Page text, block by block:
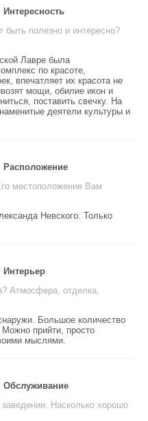
Интересность
полезно и интересно?
Лавре была
по красоте,
впечатляет их красота не
мощи, обилие икон и
поставить свечку. На
деятели культуры и
Расположение
местоположение Вам
Невского. Только
Интерьер
Атмосфера, отделка,
Большое количество
прийти, просто
мыслями.
Обслуживание
Насколько хорошо